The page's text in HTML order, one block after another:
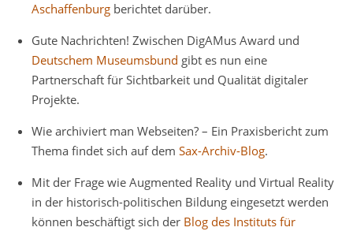
Aschaffenburg berichtet darüber.
Gute Nachrichten! Zwischen DigAMus Award und
Deutschem Museumsbund gibt es nun eine
Partnerschaft für Sichtbarkeit und Qualität digitaler
Projekte.
Wie archiviert man Webseiten? – Ein Praxisbericht zum
Thema findet sich auf dem Sax-Archiv-Blog.
Mit der Frage wie Augmented Reality und Virtual Reality
in der historisch-politischen Bildung eingesetzt werden
können beschäftigt sich der Blog des Instituts für